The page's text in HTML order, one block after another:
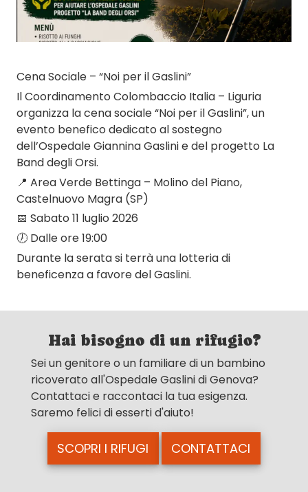
Cena Sociale – “Noi per il Gaslini”
Il Coordinamento Colombaccio Italia – Liguria
organizza la cena sociale “Noi per il Gaslini”, un
evento benefico dedicato al sostegno
dell’Ospedale Giannina Gaslini e del progetto La
Band degli Orsi.
📍 Area Verde Bettinga – Molino del Piano,
Castelnuovo Magra (SP)
📅 Sabato 11 luglio 2026
🕖 Dalle ore 19:00
Durante la serata si terrà una lotteria di
beneficenza a favore del Gaslini.
Hai bisogno di un rifugio?
Sei un genitore o un familiare di un bambino
ricoverato all'Ospedale Gaslini di Genova?
Contattaci e raccontaci la tua esigenza.
Saremo felici di esserti d'aiuto!
SCOPRI I RIFUGI CONTATTACI